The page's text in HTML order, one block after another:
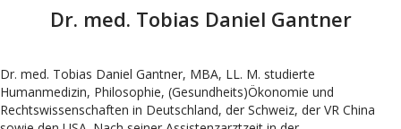
Dr. med. Tobias Daniel Gantner
Dr. med. Tobias Daniel Gantner, MBA, LL. M. studierte
Humanmedizin, Philosophie, (Gesundheits)Ökonomie und
Rechtswissenschaften in Deutschland, der Schweiz, der VR China